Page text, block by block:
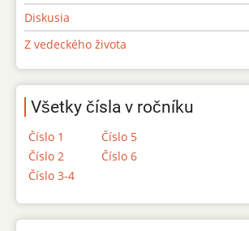
Diskusia
Z vedeckého života
Všetky čísla v ročníku
Číslo 1
Číslo 2
Číslo 3-4
Číslo 5
Číslo 6